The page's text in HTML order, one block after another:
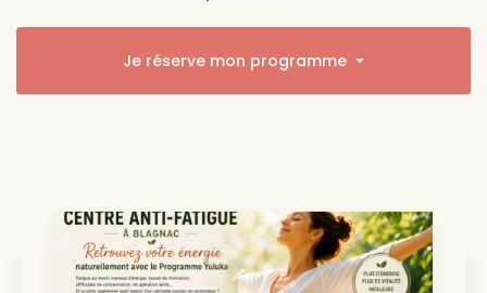
Je réserve mon programme